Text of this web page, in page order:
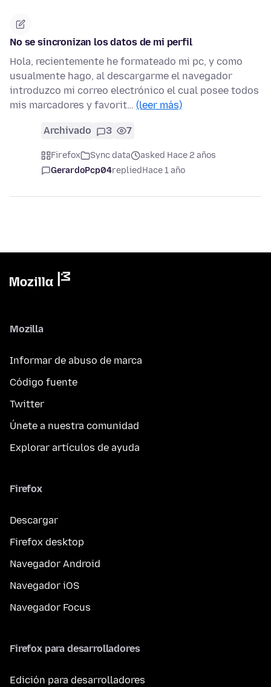
No se sincronizan los datos de mi perfil
Hola, recientemente he formateado mi pc, y como
usualmente hago, al descargarme el navegador
introduzco mi correo electrónico el cual posee todos
mis marcadores y favorit… (leer más)
Archivado 3 7
Firefox Sync data
asked Hace 2 años
GerardoPcp04repliedHace 1 año
Mozilla
Informar de abuso de marca
Código fuente
Twitter
Únete a nuestra comunidad
Explorar artículos de ayuda
Firefox
Descargar
Firefox desktop
Navegador Android
Navegador iOS
Navegador Focus
Firefox para desarrolladores
Edición para desarrolladores